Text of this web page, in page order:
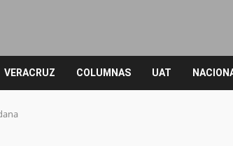
VERACRUZ COLUMNAS UAT